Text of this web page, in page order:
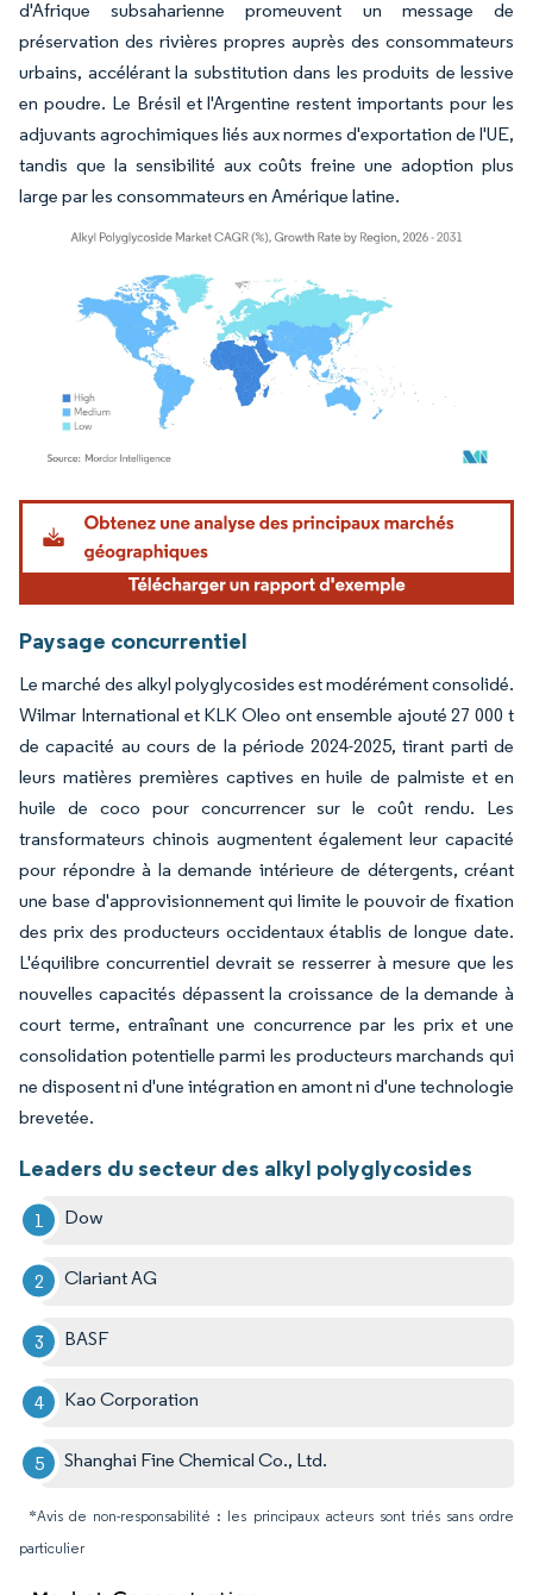
d'Afrique subsaharienne promeuvent un message de
préservation des rivières propres auprès des consommateurs
urbains, accélérant la substitution dans les produits de lessive
en poudre. Le Brésil et l'Argentine restent importants pour les
adjuvants agrochimiques liés aux normes d'exportation de l'UE,
tandis que la sensibilité aux coûts freine une adoption plus
large par les consommateurs en Amérique latine.
Image © Mordor Intelligence. La réutilisation nécessite une attribution sous CC BY
Paysage concurrentiel
Le marché des alkyl polyglycosides est modérément consolidé.
Wilmar International et KLK Oleo ont ensemble ajouté 27 000 t
de capacité au cours de la période 2024-2025, tirant parti de
leurs matières premières captives en huile de palmiste et en
huile de coco pour concurrencer sur le coût rendu. Les
transformateurs chinois augmentent également leur capacité
pour répondre à la demande intérieure de détergents, créant
une base d'approvisionnement qui limite le pouvoir de fixation
des prix des producteurs occidentaux établis de longue date.
L'équilibre concurrentiel devrait se resserrer à mesure que les
nouvelles capacités dépassent la croissance de la demande à
court terme, entraînant une concurrence par les prix et une
consolidation potentielle parmi les producteurs marchands qui
ne disposent ni d'une intégration en amont ni d'une technologie
brevetée.
Leaders du secteur des alkyl polyglycosides
Dow
Clariant AG
BASF
Kao Corporation
Shanghai Fine Chemical Co., Ltd.
*Avis de non-responsabilité : les principaux acteurs sont triés sans ordre
particulier